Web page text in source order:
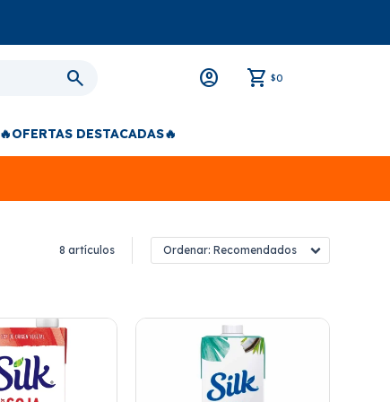
$0
🔥OFERTAS DESTACADAS🔥
8 artículos Recomendados